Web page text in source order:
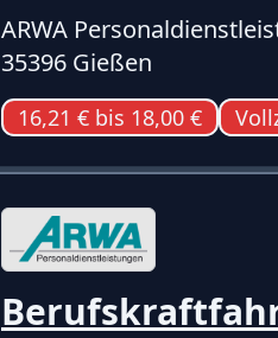
ARWA
35396 Gießen
16,21 € bis 18,00 €